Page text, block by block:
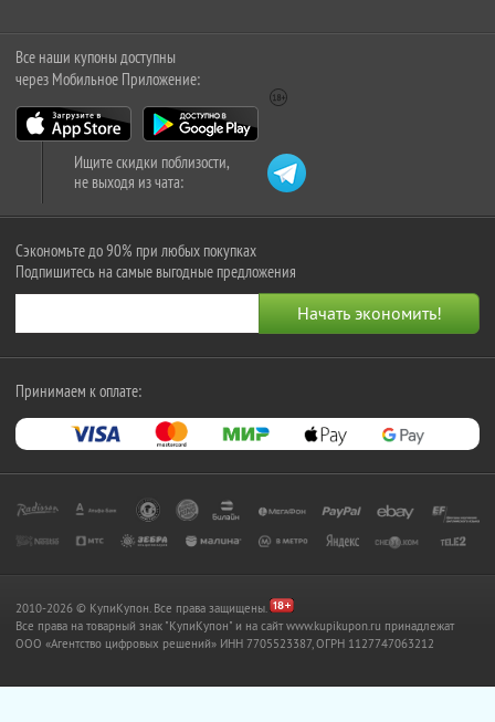
Все наши купоны доступны
через Мобильное Приложение:
Ищите скидки поблизости,
не выходя из чата:
Сэкономьте до 90% при любых покупках
Подпишитесь на самые выгодные предложения
Принимаем к оплате:
2010-2026 © КупиКупон. Все права защищены.
Все права на товарный знак "КупиКупон" и на сайт www.kupikupon.ru принадлежат
OOO «Агентство цифровых решений» ИНН 7705523387, ОГРН 1127747063212